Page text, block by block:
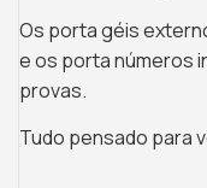
Os porta géis
e os porta números
provas.
Tudo pensado para